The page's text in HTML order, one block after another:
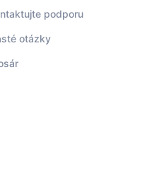
podporu
otázky